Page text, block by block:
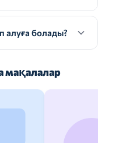
алуға болады?